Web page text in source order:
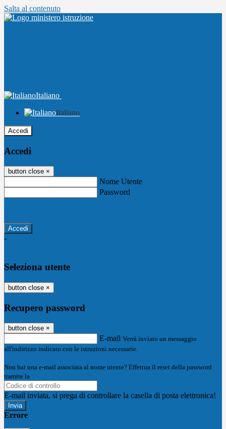
Salta al contenuto
Italiano
Italiano
Accedi
Accedi
button close ×
Nome Utente
Password
-
Seleziona utente
button close ×
Recupero password
button close ×
E-mail Verrà inviato un messaggio
all'indirizzo indicato con le istruzioni necessarie.
Non hai una e-mail associata al nome utente? Effettua il reset della password
tramite la
E-mail inviata, si prega di controllare la casella di posta elettronica!
Errore